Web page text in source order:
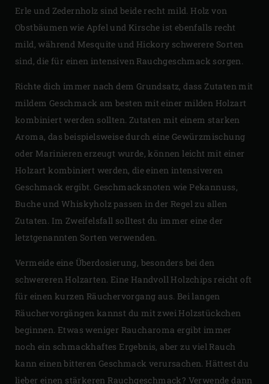
Erle und Zedernholz sind beide recht mild. Holz von
Obstbäumen wie Apfel und Kirsche ist ebenfalls recht
mild, während Mesquite und Hickory schwerere Sorten
sind, die für einen intensiven Rauchgeschmack sorgen.
Richte dich immer nach dem Grundsatz, dass Zutaten mit
mildem Geschmack am besten mit einer milden Holzart
kombiniert werden sollten. Zutaten mit einem starken
Aroma, das beispielsweise durch eine Gewürzmischung
oder Marinieren erzeugt wurde, können leicht mit einer
Holzart kombiniert werden, die einen intensiveren
Geschmack ergibt. Geschmacksnoten wie Pekannuss,
Buche und Whiskyholz passen in der Regel zu allen
Zutaten. Im Zweifelsfall solltest du immer eine der
letztgenannten Sorten verwenden.
Vermeide eine Überdosierung, besonders bei den
schwereren Holzarten. Eine Handvoll Holzchips reicht oft
für einen kurzen Räuchervorgang aus. Bei langen
Räuchervorgängen kannst du mit zwei Holzstückchen
beginnen. Etwas weniger Raucharoma ergibt immer
noch ein schmackhaftes Ergebnis, aber zu viel Rauch
kann einen bitteren Geschmack verursachen. Hättest du
lieber einen stärkeren Rauchgeschmack? Verwende dann